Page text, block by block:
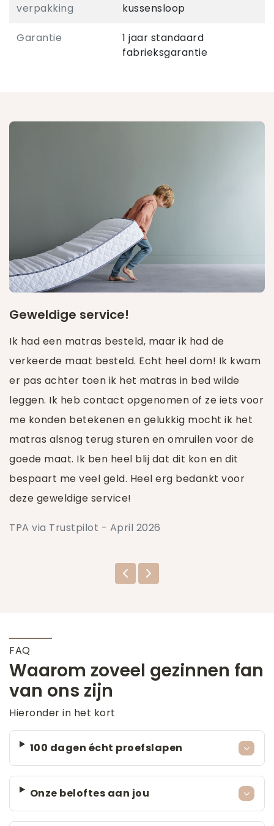
verpakking
kussensloop
Garantie
1 jaar standaard
fabrieksgarantie
Geweldige service!
Ik had een matras besteld, maar ik had de
verkeerde maat besteld. Echt heel dom! Ik kwam
er pas achter toen ik het matras in bed wilde
leggen. Ik heb contact opgenomen of ze iets voor
me konden betekenen en gelukkig mocht ik het
matras alsnog terug sturen en omruilen voor de
goede maat. Ik ben heel blij dat dit kon en dit
bespaart me veel geld. Heel erg bedankt voor
deze geweldige service!
TPA via Trustpilot - April 2026
FAQ
Waarom zoveel gezinnen fan
van ons zijn
Hieronder in het kort
100 dagen écht proefslapen
Onze beloftes aan jou